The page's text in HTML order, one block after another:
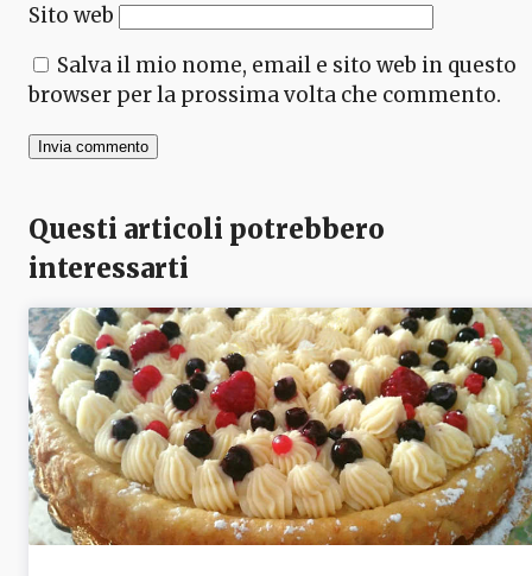
Sito web
Salva il mio nome, email e sito web in questo
browser per la prossima volta che commento.
Questi articoli potrebbero
interessarti